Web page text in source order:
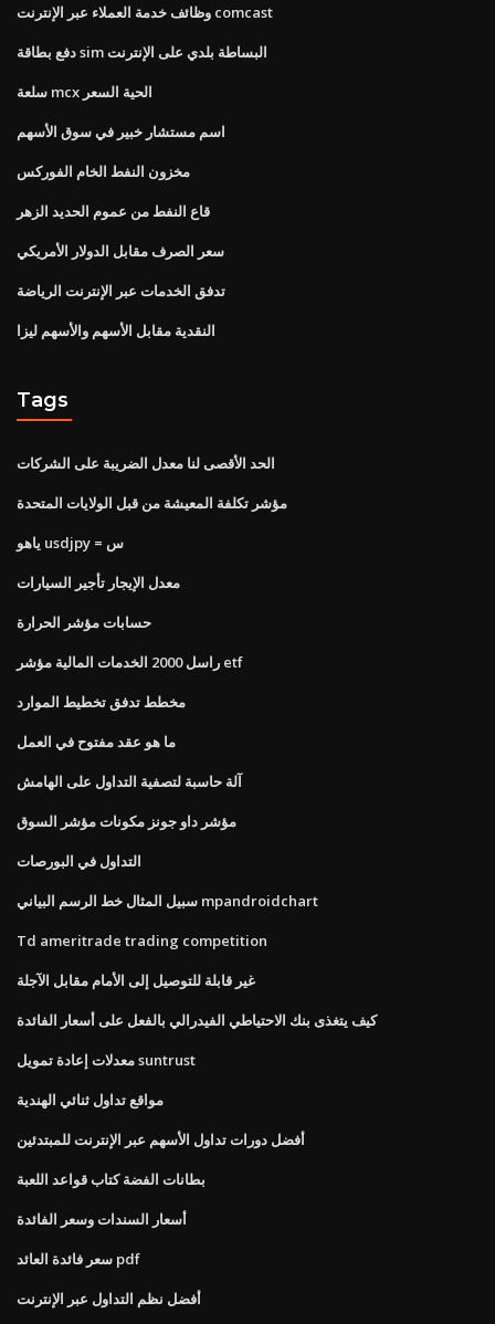
وظائف خدمة العملاء عبر الإنترنت comcast
دفع بطاقة sim البساطة بلدي على الإنترنت
سلعة mcx الحية السعر
اسم مستشار خبير في سوق الأسهم
مخزون النفط الخام الفوركس
قاع النفط من عموم الحديد الزهر
سعر الصرف مقابل الدولار الأمريكي
تدفق الخدمات عبر الإنترنت الرياضة
النقدية مقابل الأسهم والأسهم ليزا
Tags
الحد الأقصى لنا معدل الضريبة على الشركات
مؤشر تكلفة المعيشة من قبل الولايات المتحدة
ياهو usdjpy = س
معدل الإيجار تأجير السيارات
حسابات مؤشر الحرارة
راسل 2000 الخدمات المالية مؤشر etf
مخطط تدفق تخطيط الموارد
ما هو عقد مفتوح في العمل
آلة حاسبة لتصفية التداول على الهامش
مؤشر داو جونز مكونات مؤشر السوق
التداول في البورصات
سبيل المثال خط الرسم البياني mpandroidchart
Td ameritrade trading competition
غير قابلة للتوصيل إلى الأمام مقابل الآجلة
كيف يتغذى بنك الاحتياطي الفيدرالي بالفعل على أسعار الفائدة
معدلات إعادة تمويل suntrust
مواقع تداول ثنائي الهندية
أفضل دورات تداول الأسهم عبر الإنترنت للمبتدئين
بطانات الفضة كتاب قواعد اللعبة
أسعار السندات وسعر الفائدة
سعر فائدة العائد pdf
أفضل نظم التداول عبر الإنترنت